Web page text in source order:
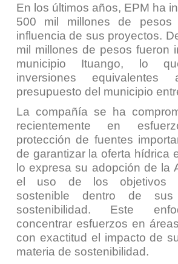
En los últimos años, EPM ha
500 mil millones de
influencia de sus proyectos.
mil millones de pesos fueron
municipio Ituango, lo
inversiones
presupuesto del municipio
La compañía se ha
recientemente en
protección de fuentes
de garantizar la oferta hídrica
lo expresa su adopción de la
el uso de los objetivos
sostenible dentro de
sostenibilidad. Este
concentrar esfuerzos en
con exactitud el impacto de
materia de sostenibilidad.